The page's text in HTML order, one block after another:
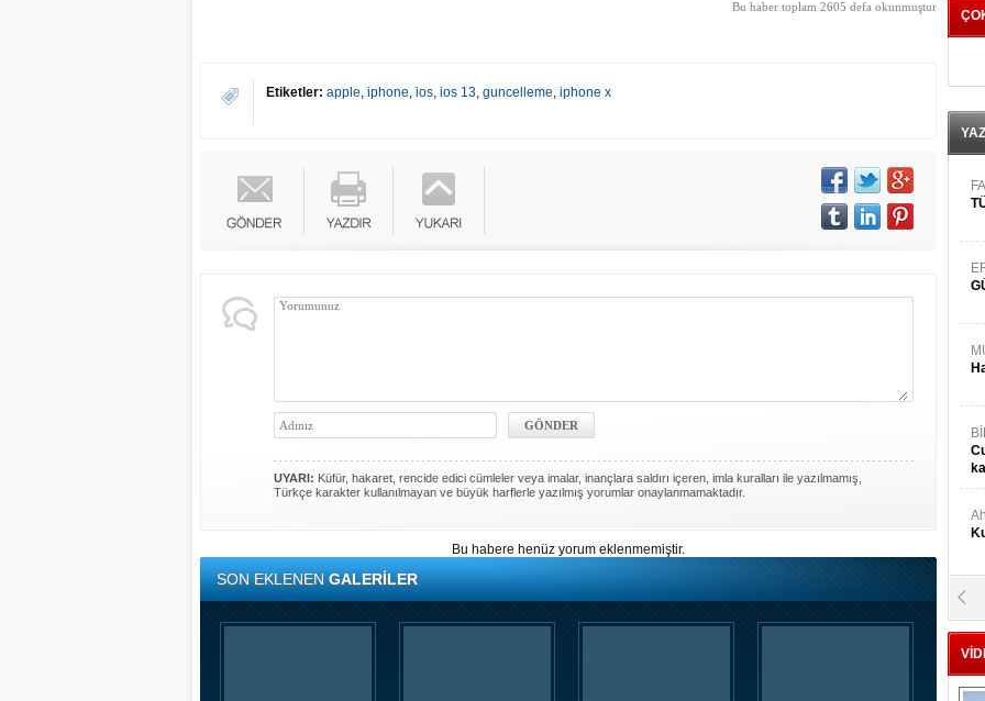
Bu haber toplam 2605 defa okunmuştur
Etiketler: apple, iphone, ios, ios 13, guncelleme, iphone x
UYARI: Küfür, hakaret, rencide edici cümleler veya imalar, inançlara saldırı içeren, imla kuralları ile yazılmamış,
Türkçe karakter kullanılmayan ve büyük harflerle yazılmış yorumlar onaylanmamaktadır.
Bu habere henüz yorum eklenmemiştir.
SON EKLENENGALERİLER